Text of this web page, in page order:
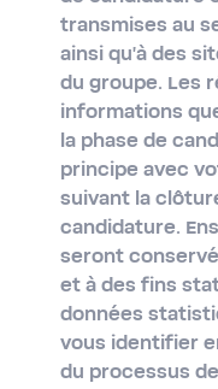
transmises au
ainsi qu'à des
du groupe. Les
informations
la phase de
principe avec
suivant la
candidature.
seront
et à des fins
données
vous identifier
du processus